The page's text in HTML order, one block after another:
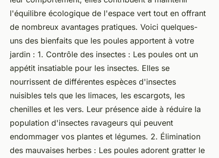
l'équilibre écologique de l'espace vert tout en offrant
de nombreux avantages pratiques. Voici quelques-
uns des bienfaits que les poules apportent à votre
jardin : 1. Contrôle des insectes : Les poules ont un
appétit insatiable pour les insectes. Elles se
nourrissent de différentes espèces d'insectes
nuisibles tels que les limaces, les escargots, les
chenilles et les vers. Leur présence aide à réduire la
population d'insectes ravageurs qui peuvent
endommager vos plantes et légumes. 2. Élimination
des mauvaises herbes : Les poules adorent gratter le